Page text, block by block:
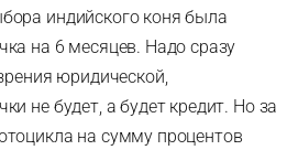
индийского коня была
на 6 месяцев. Надо сразу
юридической,
не будет, а будет кредит. Но за
на сумму процентов